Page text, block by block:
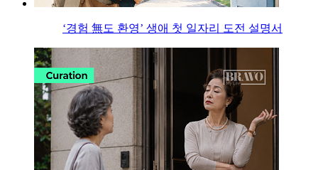
‘경험 無도 환영’ 생애 첫 일자리 도전 설명서